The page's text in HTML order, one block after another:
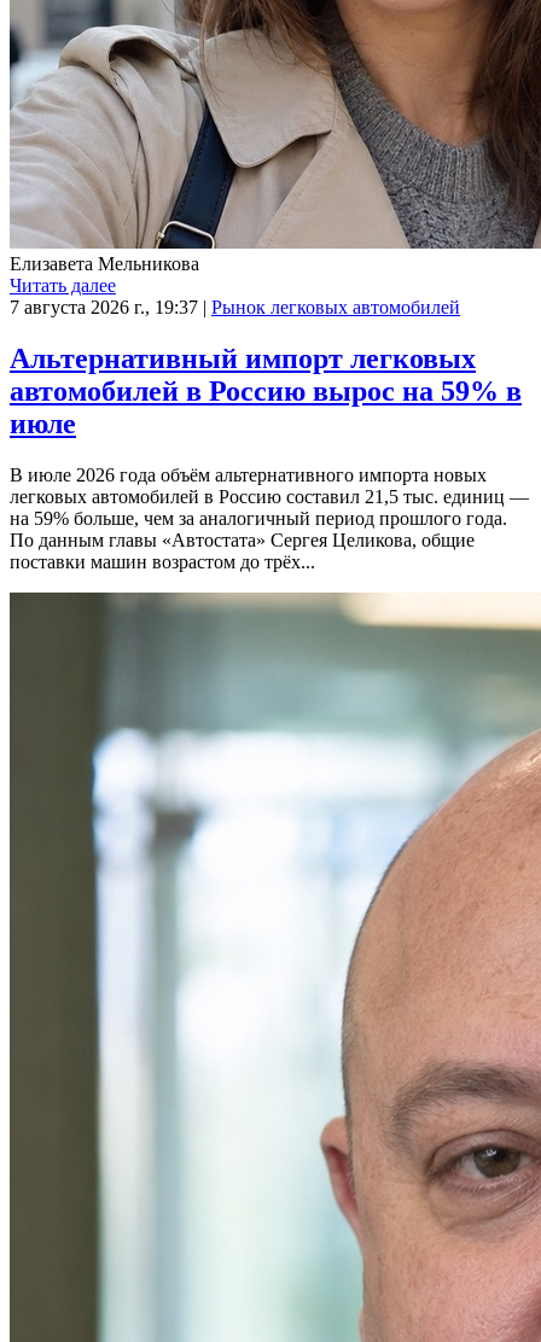
Елизавета Мельникова
Читать далее
7 августа 2026 г., 19:37 | Рынок легковых автомобилей
Альтернативный импорт легковых
автомобилей в Россию вырос на 59% в
июле
В июле 2026 года объём альтернативного импорта новых
легковых автомобилей в Россию составил 21,5 тыс. единиц —
на 59% больше, чем за аналогичный период прошлого года.
По данным главы «Автостата» Сергея Целикова, общие
поставки машин возрастом до трёх...